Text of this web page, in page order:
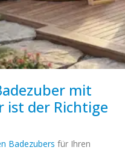
mit
ist der Richtige
Badezubers für Ihren